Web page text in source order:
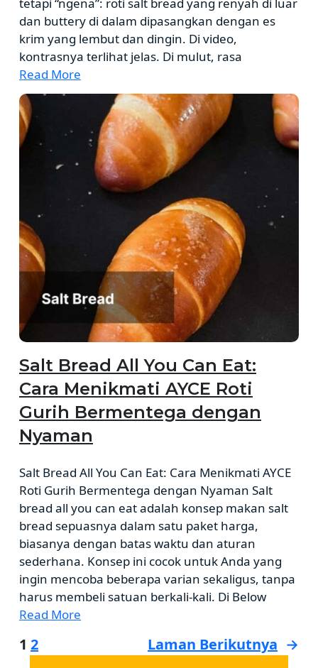
dan buttery di dalam dipasangkan dengan es
krim yang lembut dan dingin. Di video,
kontrasnya terlihat jelas. Di mulut, rasa
Read More
Salt Bread All You Can Eat:
Cara Menikmati AYCE Roti
Gurih Bermentega dengan
Nyaman
Salt Bread All You Can Eat: Cara Menikmati AYCE
Roti Gurih Bermentega dengan Nyaman Salt
bread all you can eat adalah konsep makan salt
bread sepuasnya dalam satu paket harga,
biasanya dengan batas waktu dan aturan
sederhana. Konsep ini cocok untuk Anda yang
ingin mencoba beberapa varian sekaligus, tanpa
harus membeli satuan berkali-kali. Di Below
Read More
1 2 Laman Berikutnya →